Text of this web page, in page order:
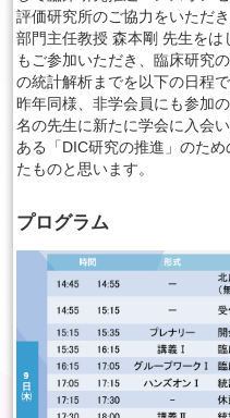
評価研究所のご協力をいただ
部門主任教授 森本剛 先生をは
もご参加いただき、臨床研究
の統計解析までを以下の日程
昨年同様、非学会員にも参加
名の先生に新たに学会に入会
ある「DIC研究の推進」のた
たものと思います。
プログラム